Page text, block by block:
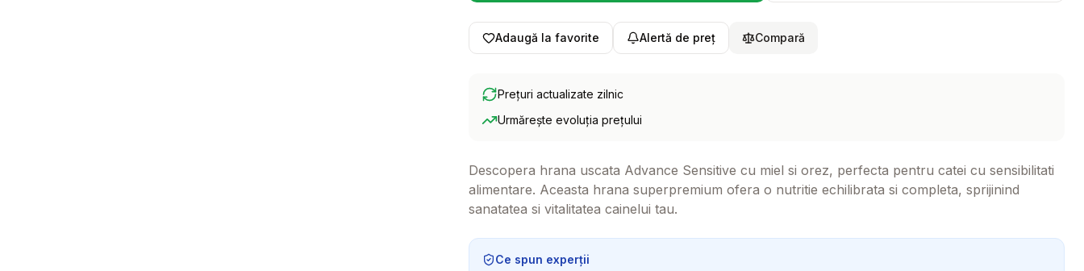
Adaugă la favorite Alertă de preț Compară
Prețuri actualizate zilnic
Urmărește evoluția prețului
Descopera hrana uscata Advance Sensitive cu miel si orez, perfecta pentru catei cu sensibilitati
alimentare. Aceasta hrana superpremium ofera o nutritie echilibrata si completa, sprijinind
sanatatea si vitalitatea cainelui tau.
Ce spun experții